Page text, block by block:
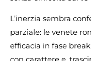
L’inerzia sembra
parziale: le venete
efficacia in fase break